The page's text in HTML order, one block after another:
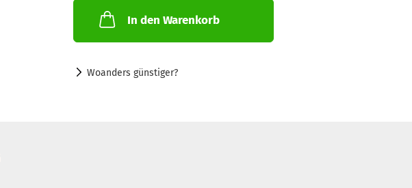
In den Warenkorb
Woanders günstiger?